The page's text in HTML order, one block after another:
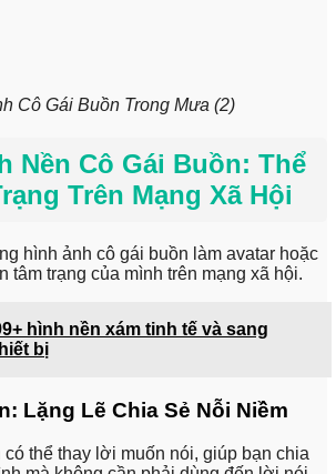
Cô Gái Buồn Trong Mưa (2)
Nền Cô Gái Buồn: Thể
Trên Mạng Xã Hội
hình ảnh cô gái buồn làm avatar hoặc
tâm trạng của mình trên mạng xã hội.
hình nền xám tinh tế và sang
bị
Lặng Lẽ Chia Sẻ Nỗi Niềm
có thể thay lời muốn nói, giúp bạn chia